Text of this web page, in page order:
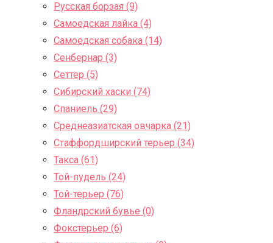
Русская борзая (9)
Самоедская лайка (4)
Самоедская собака (14)
Сенбернар (3)
Сеттер (5)
Сибирский хаски (74)
Спаниель (29)
Среднеазиатская овчарка (21)
Стаффордширский терьер (34)
Такса (61)
Той-пудель (24)
Той-терьер (76)
Фландрский бувье (0)
Фокстерьер (6)